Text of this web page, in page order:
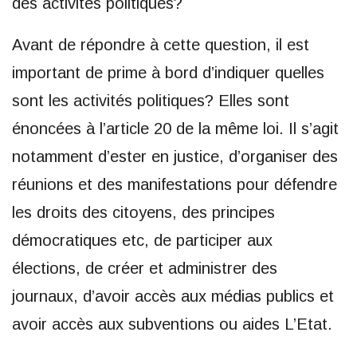
Avant de répondre à cette question, il est
important de prime à bord d’indiquer quelles
sont les activités politiques? Elles sont
énoncées à l’article 20 de la même loi. Il s’agit
notamment d’ester en justice, d’organiser des
réunions et des manifestations pour défendre
les droits des citoyens, des principes
démocratiques etc, de participer aux
élections, de créer et administrer des
journaux, d’avoir accès aux médias publics et
avoir accès aux subventions ou aides L’Etat.